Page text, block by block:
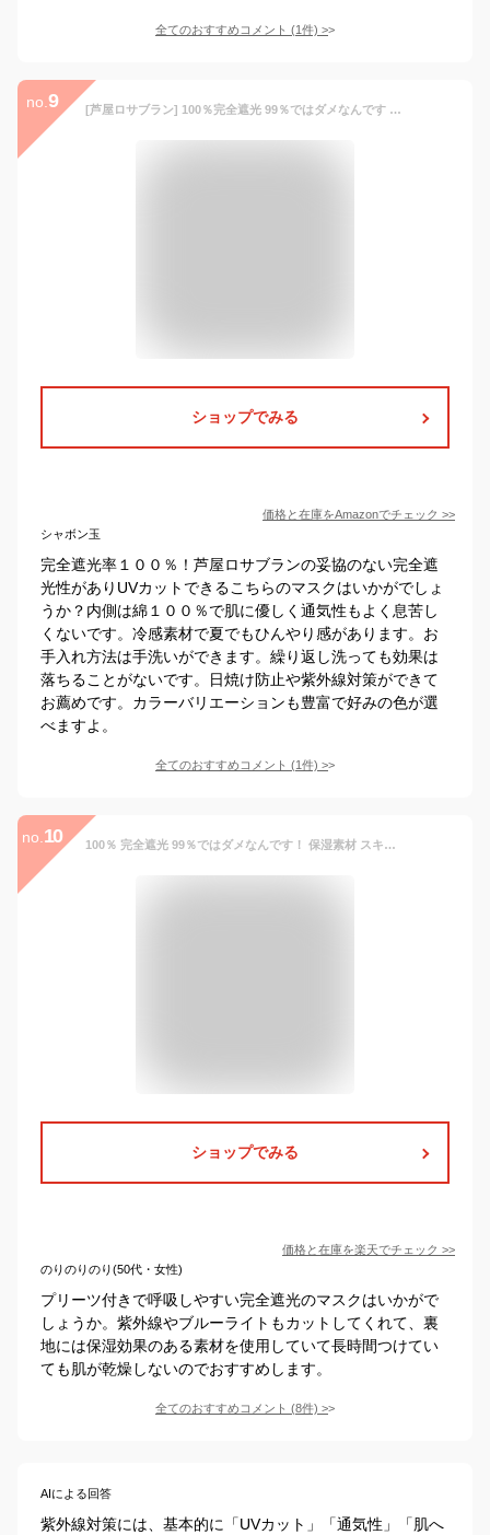
全てのおすすめコメント (1件) >
no. 9 [芦屋ロサブラン] 100％完全遮光 99％ではダメなんです UVカット 立体マスク 遮光 Mサイズ 男女兼用 035545 (ダンガリーネイビー)
ショップでみる
価格と在庫をAmazonでチェック >>
シャボン玉
完全遮光率１００％！芦屋ロサブランの妥協のない完全遮
光性がありUVカットできるこちらのマスクはいかがでしょ
うか？内側は綿１００％で肌に優しく通気性もよく息苦し
くないです。冷感素材で夏でもひんやり感があります。お
手入れ方法は手洗いができます。繰り返し洗っても効果は
落ちることがないです。日焼け防止や紫外線対策ができて
お薦めです。カラーバリエーションも豊富で好みの色が選
べますよ。
全てのおすすめコメント (1件) >
no. 10 100％ 完全遮光 99％ではダメなんです！ 保湿素材 スキンケア加工 フェイスマスク(Mサイズ) 【Rose Blanc】肌ケア レディース UVフェイスマスク UVカット 撥水加工 紫外線対策
ショップでみる
価格と在庫を楽天でチェック >>
のりのりのり(50代・女性)
プリーツ付きで呼吸しやすい完全遮光のマスクはいかがで
しょうか。紫外線やブルーライトもカットしてくれて、裏
地には保湿効果のある素材を使用していて長時間つけてい
ても肌が乾燥しないのでおすすめします。
全てのおすすめコメント (8件) >
AIによる回答
紫外線対策には、基本的に「UVカット」「通気性」「肌へ